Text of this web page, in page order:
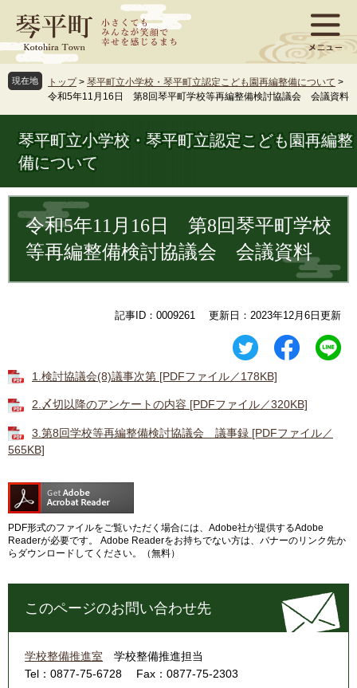
ジ
先
頭
ュ
を
飛
現在地 トップ > 琴平町立小学校・琴平町立認定こども園再編整備について >
令和5年11月16日 第8回琴平町学校等再編整備検討協議会 会議資料
琴平町立小学校・琴平町立認定こども園再編整
備について
文 令和5年11月16日 第8回琴平町学校
等再編整備検討協議会 会議資料
記事ID：0009261 更新日：2023年12月6日更新
1.検討協議会(8)議事次第 [PDFファイル／178KB]
2.〆切以降のアンケートの内容 [PDFファイル／320KB]
3.第8回学校等再編整備検討協議会 議事録 [PDFファイル／
565KB]
PDF形式のファイルをご覧いただく場合には、Adobe社が提供するAdobe
Readerが必要です。
Adobe Readerをお持ちでない方は、バナーのリンク先か
らダウンロードしてください。（無料）
このページのお問い合わせ先
学校整備推進室
学校整備推進担当
Tel：0877-75-6728
Fax：0877-75-2303